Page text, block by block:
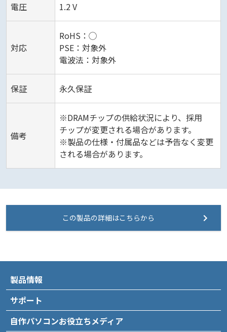
電圧 1.2 V
対応
RoHS：◯
PSE：対象外
電波法：対象外
保証 永久保証
備考
※DRAMチップの供給状況により、採用
チップが変更される場合があります。
※製品の仕様・付属品などは予告なく変更
される場合があります。
この製品の詳細はこちらから
製品情報
サポート
自作パソコンお役立ちメディア